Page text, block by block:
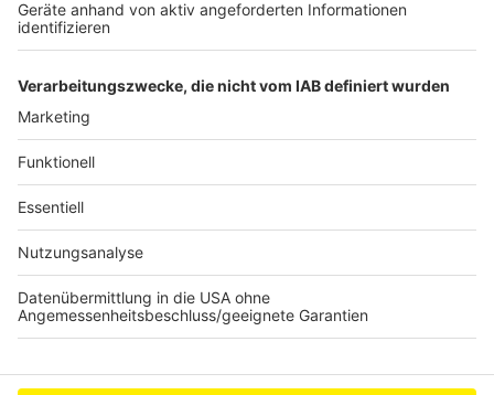
Weitere Maßnahmen für Krähenproblem
Hilfen für Handwerker
Möwe "landet" in Bergheimer Tierpark
Anzeige
Anzeige